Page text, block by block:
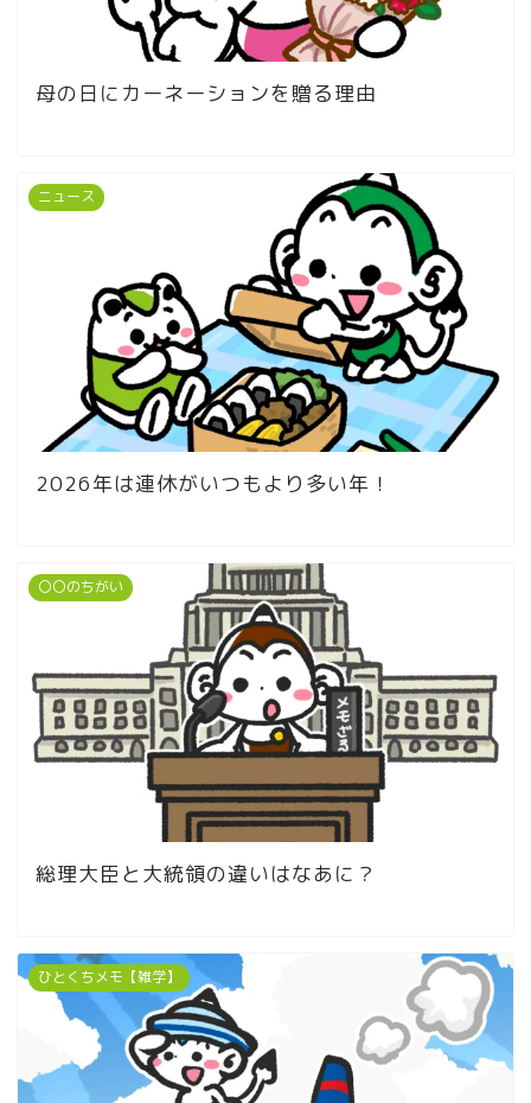
母の日にカーネーションを贈る理由
ニュース
2026年は連休がいつもより多い年！
〇〇のちがい
総理大臣と大統領の違いはなあに？
ひとくちメモ【雑学】